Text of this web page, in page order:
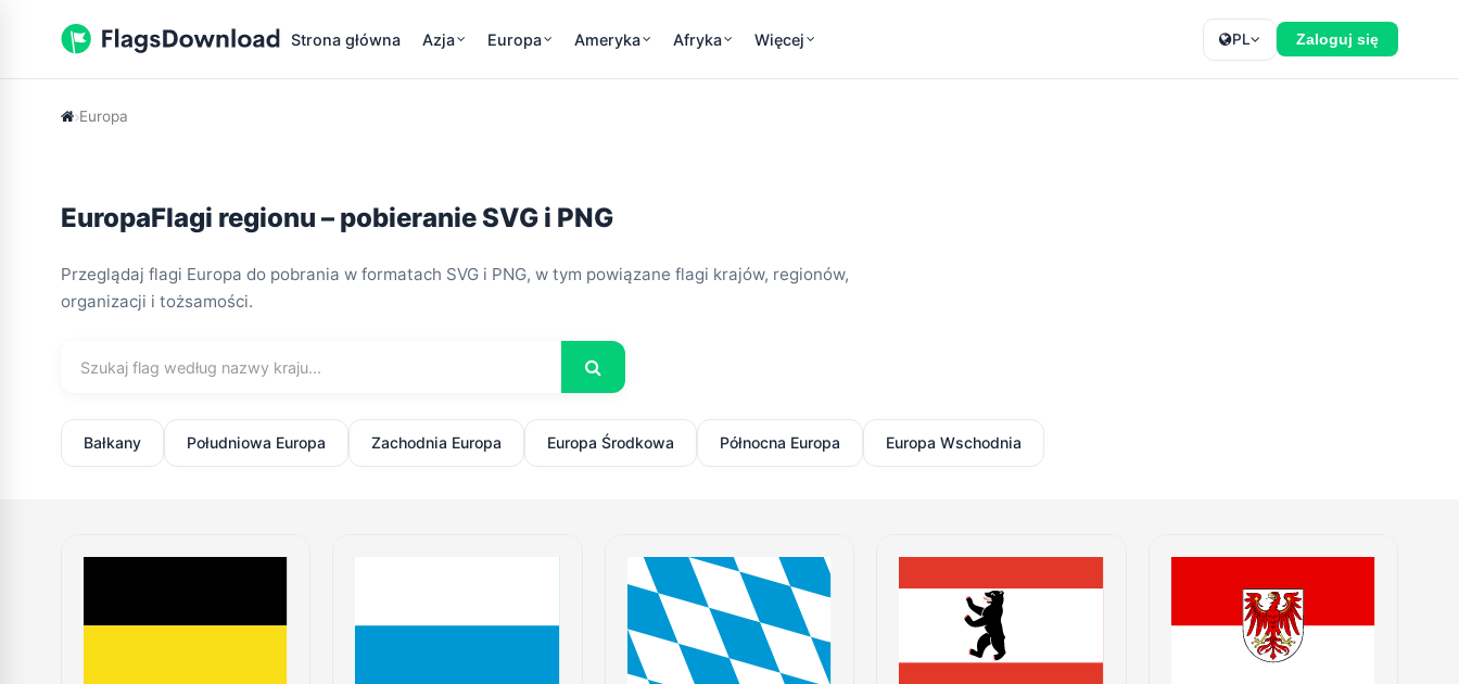
Strona główna Azja Europa Ameryka Afryka Więcej PL Zaloguj się
Europa
EuropaFlagi regionu – pobieranie SVG i PNG
Przeglądaj flagi Europa do pobrania w formatach SVG i PNG, w tym powiązane flagi krajów, regionów,
organizacji i tożsamości.
Bałkany Południowa Europa Zachodnia Europa Europa Środkowa Północna Europa Europa Wschodnia